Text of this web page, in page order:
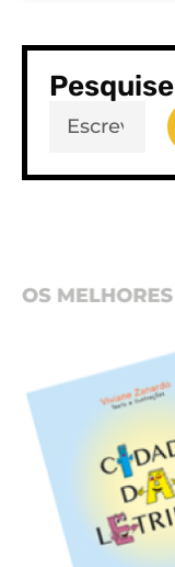
Pesquise